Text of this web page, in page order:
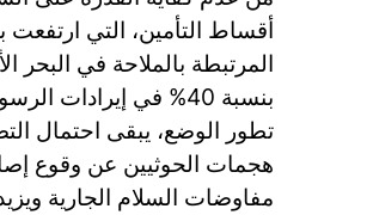
أقساط التأمين، التي
المرتبطة بالملاحة في البحر
بنسبة 40% في إيرادات
تطور الوضع، يبقى احتمال
هجمات الحوثيين عن وقوع
مفاوضات السلام الجارية